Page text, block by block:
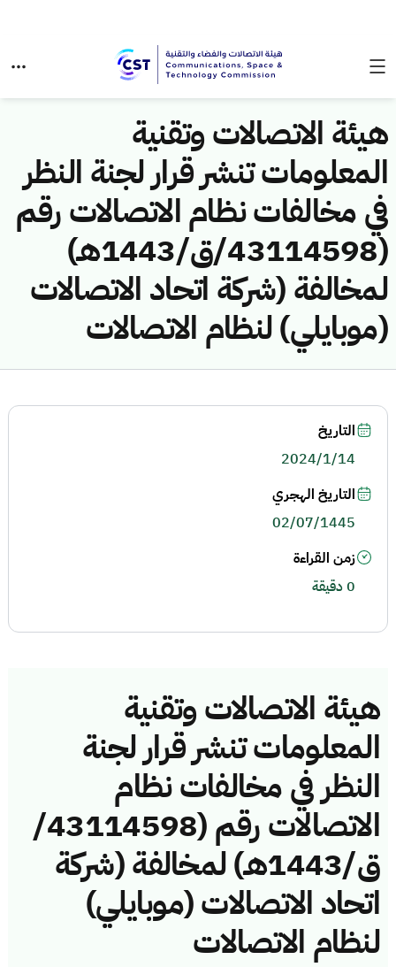
هيئة الاتصالات وتقنية
المعلومات تنشر قرار لجنة النظر
في مخالفات نظام الاتصالات رقم
(43114598/ق/1443هـ)
لمخالفة (شركة اتحاد الاتصالات
(موبايلي) لنظام الاتصالات
هيئة الاتصالات وتقنية
المعلومات تنشر قرار لجنة
النظر في مخالفات نظام
الاتصالات رقم (43114598/
ق/1443هـ) لمخالفة (شركة
اتحاد الاتصالات (موبايلي)
لنظام الاتصالات
التاريخ
2024/1/14
التاريخ الهجري
02/07/1445
زمن القراءة
0 دقيقة